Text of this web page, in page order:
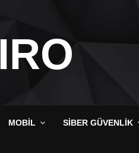
MOBIL SIBER GÜVENLIK